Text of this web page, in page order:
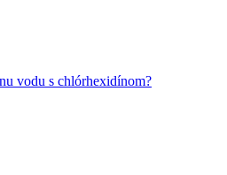
vodu s chlórhexidínom?